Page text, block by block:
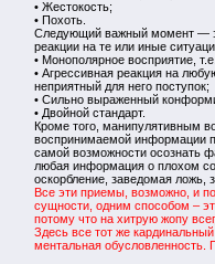
• Жестокость;
• Похоть.
Следующий важный момент —
реакции на те или иные
• Монополярное восприятие,
• Агрессивная реакция на
неприятный для него поступок;
• Сильно выраженный
• Двойной стандарт.
Кроме того, манипулятивным
воспринимаемой информации
самой возможности осознать
любая информация о плохом
оскорбление, заведомая ложь,
Все эти приемы, возможно, и
сущности, одним способом –
потому что на хитрую жопу
Здесь все тот же
ментальная обусловленность.